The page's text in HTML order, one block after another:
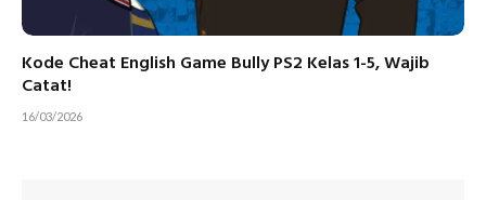
Kode Cheat English Game Bully PS2 Kelas 1-5, Wajib
Catat!
16/03/2026